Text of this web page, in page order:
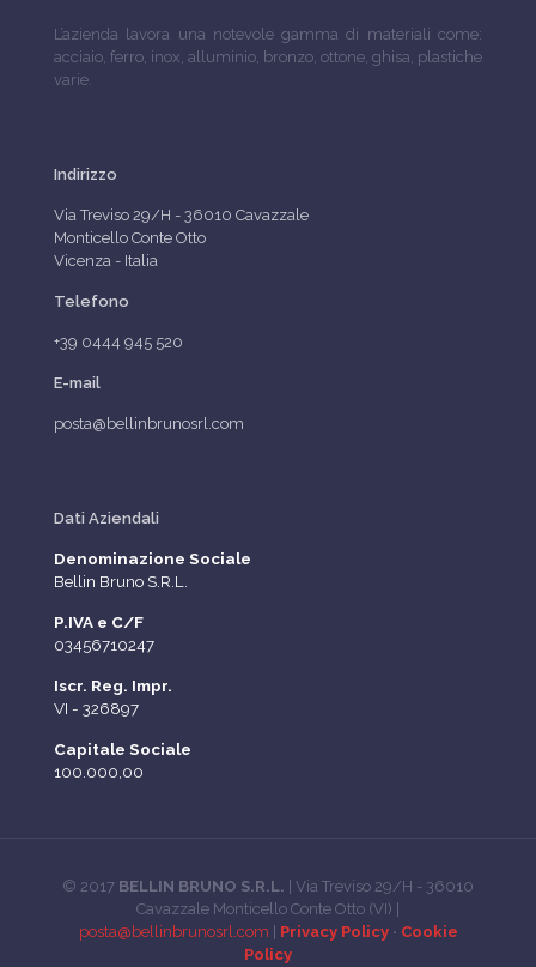
L’azienda lavora una notevole gamma di materiali come:
acciaio, ferro, inox, alluminio, bronzo, ottone, ghisa, plastiche
varie.
Indirizzo
Via Treviso 29/H - 36010 Cavazzale
Monticello Conte Otto
Vicenza - Italia
Telefono
+39 0444 945 520
E-mail
posta@bellinbrunosrl.com
Dati Aziendali
Denominazione Sociale
Bellin Bruno S.R.L.
P.IVA e C/F
03456710247
Iscr. Reg. Impr.
VI - 326897
Capitale Sociale
100.000,00
© 2017 BELLIN BRUNO S.R.L. | Via Treviso 29/H - 36010
Cavazzale Monticello Conte Otto (VI) |
posta@bellinbrunosrl.com
Privacy Policy · Cookie
Policy